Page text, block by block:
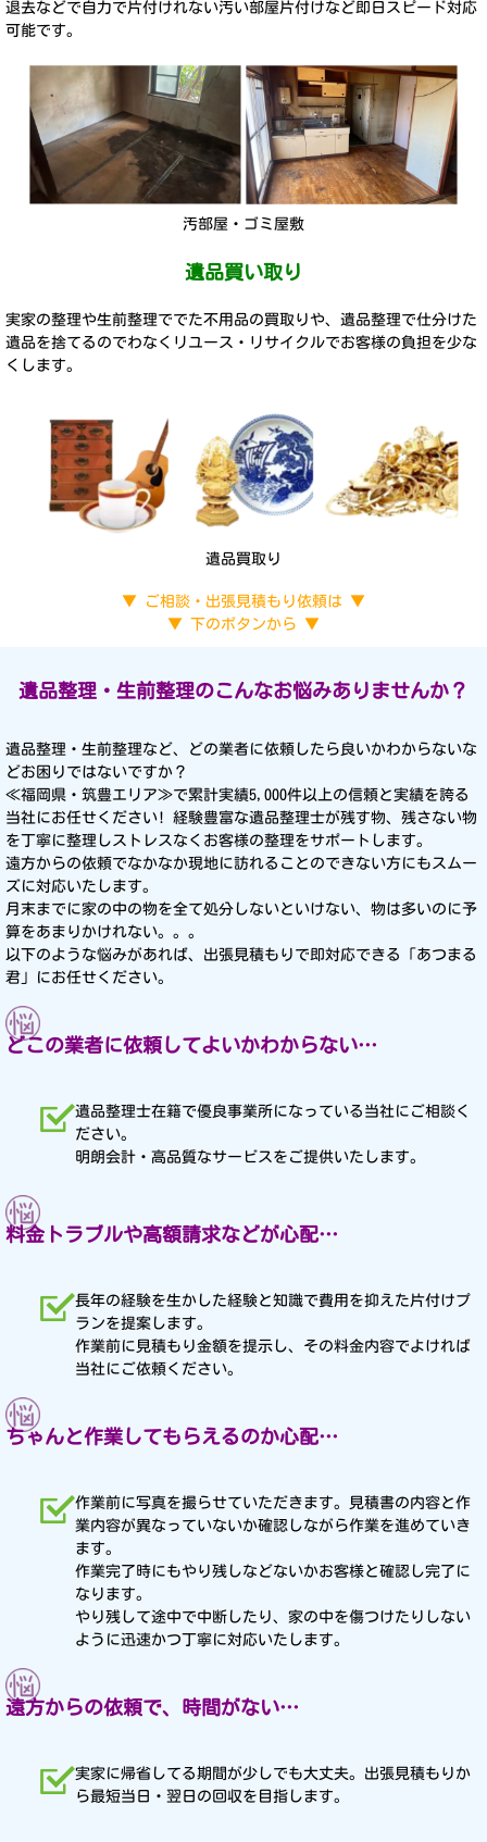
退去などで自力で片付けれない汚い部屋片付けなど即日スピード対応
可能です。
汚部屋・ゴミ屋敷
遺品買い取り
実家の整理や生前整理ででた不用品の買取りや、遺品整理で仕分けた
遺品を捨てるのでわなくリユース・リサイクルでお客様の負担を少な
くします。
遺品買取り
▼ ご相談・出張見積もり依頼は ▼
▼ 下のボタンから ▼
遺品整理・生前整理のこんなお悩みありませんか？
遺品整理・生前整理など、どの業者に依頼したら良いかわからないな
どお困りではないですか？
≪福岡県・筑豊エリア≫で累計実績5,000件以上の信頼と実績を誇る
当社にお任せください! 経験豊富な遺品整理士が残す物、残さない物
を丁寧に整理しストレスなくお客様の整理をサポートします。
遠方からの依頼でなかなか現地に訪れることのできない方にもスムー
ズに対応いたします。
月末までに家の中の物を全て処分しないといけない、物は多いのに予
算をあまりかけれない。。。
以下のような悩みがあれば、出張見積もりで即対応できる「あつまる
君」にお任せください。
どこの業者に依頼してよいかわからない…
遺品整理士在籍で優良事業所になっている当社にご相談く
ださい。
明朗会計・高品質なサービスをご提供いたします。
料金トラブルや高額請求などが心配…
長年の経験を生かした経験と知識で費用を抑えた片付けプ
ランを提案します。
作業前に見積もり金額を提示し、その料金内容でよければ
当社にご依頼ください。
ちゃんと作業してもらえるのか心配…
作業前に写真を撮らせていただきます。見積書の内容と作
業内容が異なっていないか確認しながら作業を進めていき
ます。
作業完了時にもやり残しなどないかお客様と確認し完了に
なります。
やり残して途中で中断したり、家の中を傷つけたりしない
ように迅速かつ丁寧に対応いたします。
遠方からの依頼で、時間がない…
実家に帰省してる期間が少しでも大丈夫。出張見積もりか
ら最短当日・翌日の回収を目指します。